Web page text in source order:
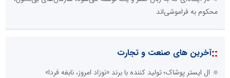
محکوم به فراموشی‌اند
::آخرین های صنعت و تجارت
ال ایستر پوشاک؛ تولید کننده با برند «نوزاد امروز، نابغه فردا»